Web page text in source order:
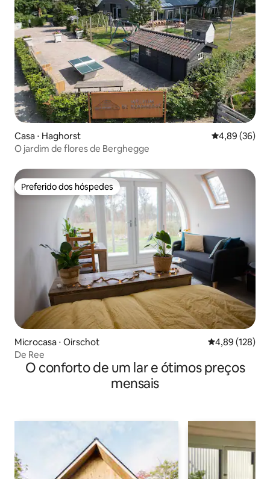
Casa ⋅ Haghorst 4,89 de uma
4,89 (36)
O jardim de flores de Berghegge
Preferido dos hóspedes
Preferido dos hóspedes
Microcasa ⋅ Oirschot 4,89 de uma
4,89 (128)
De Ree
O conforto de um lar e ótimos preços
mensais